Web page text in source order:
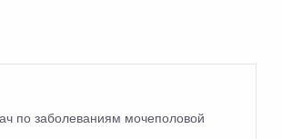
по заболеваниям мочеполовой